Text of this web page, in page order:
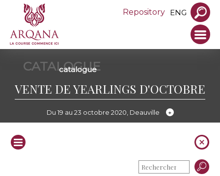
Repository ENG
CATALOGUE
catalogue
VENTE DE YEARLINGS D'OCTOBRE
Du 19 au 23 octobre 2020, Deauville